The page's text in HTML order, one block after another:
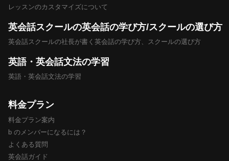
レッスンのカスタマイズについて
英会話スクールの英会話の学び方/スクールの選び方
英会話スクールの社長が書く英会話の学び方、スクールの選び方
英語・英会話文法の学習
英語・英会話文法の学習
料金プラン
料金プラン案内
b のメンバーになるには？
よくある質問
英会話ガイド